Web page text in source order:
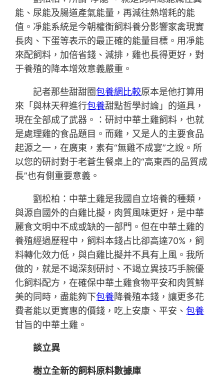
能、尿能及腸道產氣能量，再減往熱增耗的能
值。凈能系統是今朝權衡飼料養分影響家禽現實
長肉、下蛋等表示的最正確的能量目標。用凈能
來配飼料，加倍省錢、減排，雞也長得更好，對
于養殖的降本增效意義嚴重。
記者那些甜甜圈包養網比較原本是他打算用
來「與林天秤進行包養甜點哲學討論」的道具，
現在全部成了武器。：研討中華土雞飼料，也就
是處理雞的食品題目。而雞，又是人的主要食品
起源之一，在廣東，素有“無雞不成宴”之說。所
以您的研討對于老蒼生餐桌上的“高東西的品質成
長”也有側重要意義。
劉松柏：中華土雞是我國自立培養的種類，
與源自國外的白雞比擬，肉質風味更好，是中華
麗食文明中不成或缺的一部門。但在中華土雞的
養殖經過歷程中，飼料本錢占比卻高達70%，飼
料轉化效力低，與白雞比擬并不具有上風。我所
做的，就是不竭深刻研討、不竭立異技巧手腕優
化飼料配方，在確保中華土雞食物平安和肉質鮮
美的同時，盡能夠下包養降養殖本錢，讓更多花
費者能以更實惠的價錢，吃上安康、平安、包養
甘旨的中華土雞。
談立異
樹立全新的飼料原料數據庫